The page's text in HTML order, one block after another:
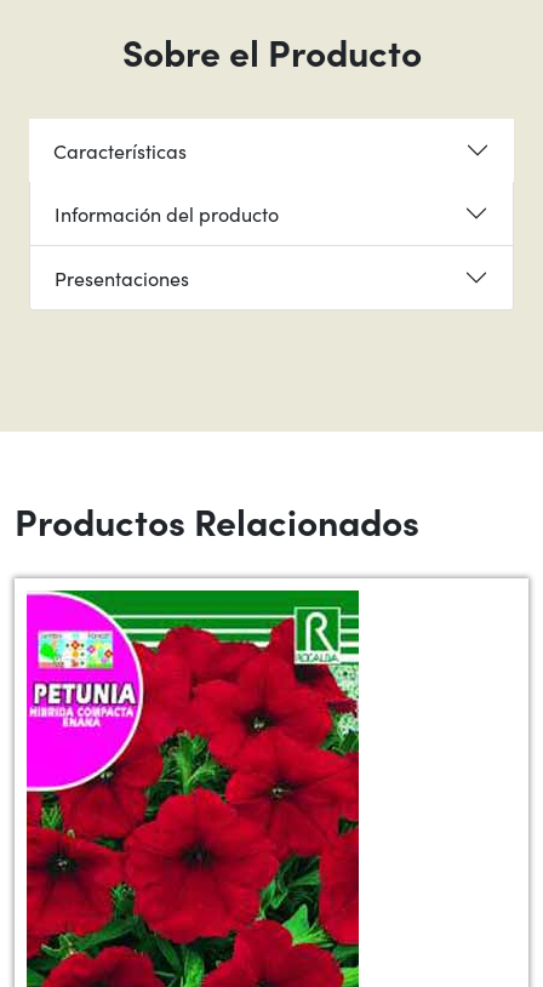
Sobre el Producto
Características
Información del producto
Presentaciones
Productos Relacionados